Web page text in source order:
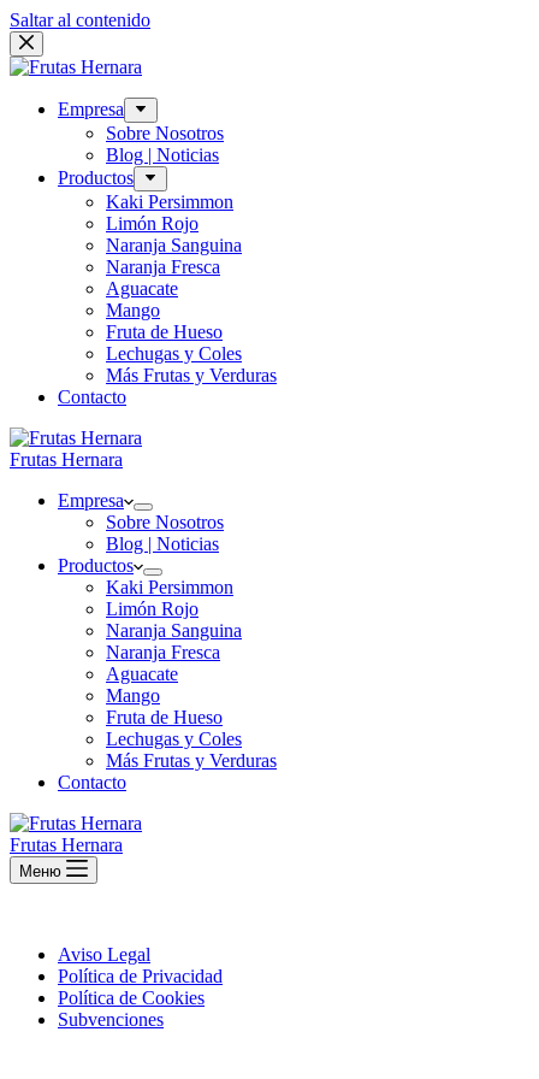
Saltar al contenido
Empresa
Sobre Nosotros
Blog | Noticias
Productos
Kaki Persimmon
Limón Rojo
Naranja Sanguina
Naranja Fresca
Aguacate
Mango
Fruta de Hueso
Lechugas y Coles
Más Frutas y Verduras
Contacto
Frutas Hernara
Empresa
Sobre Nosotros
Blog | Noticias
Productos
Kaki Persimmon
Limón Rojo
Naranja Sanguina
Naranja Fresca
Aguacate
Mango
Fruta de Hueso
Lechugas y Coles
Más Frutas y Verduras
Contacto
Frutas Hernara
Меню
Aviso Legal
Política de Privacidad
Política de Cookies
Subvenciones